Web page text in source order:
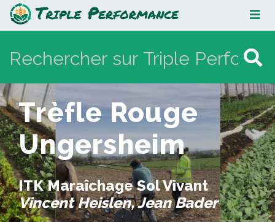
Trèfle Rouge Ungersheim
Trèfle Rouge
Ungersheim
ITK Maraîchage Sol Vivant
Vincent Heislen, Jean Bader